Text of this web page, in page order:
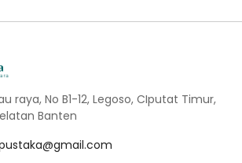
raya, No B1-12, Legoso, CIputat Timur,
Banten